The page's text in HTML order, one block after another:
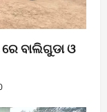
ବାଲିଗୁଡା ଓ